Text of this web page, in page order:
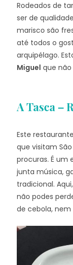
Rodeados de
ser de
marisco são
até todos o
arquipélago.
Miguel que não
A Tasca –
Este
que visitam
procuras. É
junta música,
tradicional.
não podes
de cebola,